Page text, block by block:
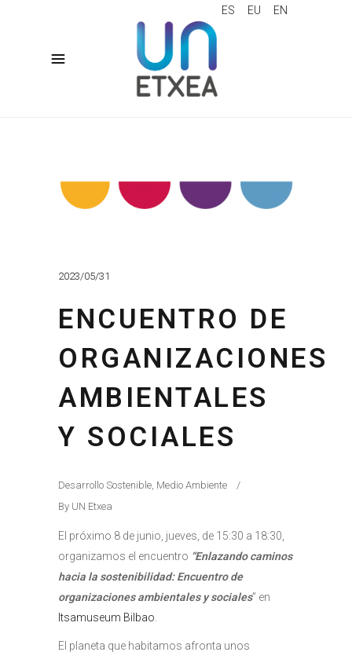
ES EU EN
2023/05/31
ENCUENTRO DE
ORGANIZACIONES
AMBIENTALES
Y SOCIALES
Desarrollo Sostenible Medio Ambiente
By UN Etxea
El próximo 8 de junio, jueves, de 15:30 a 18:30,
organizamos el encuentro “Enlazando caminos
hacia la sostenibilidad: Encuentro de
organizaciones ambientales y sociales” en
Itsamuseum Bilbao
El planeta que habitamos afronta unos